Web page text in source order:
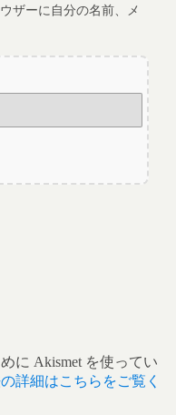
ザーに自分の名前、メ
に Akismet を使ってい
詳細はこちらをご覧く